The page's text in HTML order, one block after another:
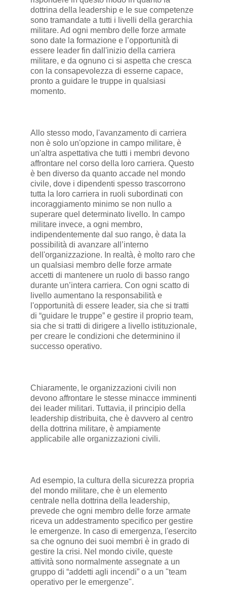
dottrina della leadership e le sue competenze
sono tramandate a tutti i livelli della gerarchia
militare. Ad ogni membro delle forze armate
sono date la formazione e l’opportunità di
essere leader fin dall'inizio della carriera
militare, e da ognuno ci si aspetta che cresca
con la consapevolezza di esserne capace,
pronto a guidare le truppe in qualsiasi
momento.
Allo stesso modo, l'avanzamento di carriera
non è solo un'opzione in campo militare, è
un'altra aspettativa che tutti i membri devono
affrontare nel corso della loro carriera. Questo
è ben diverso da quanto accade nel mondo
civile, dove i dipendenti spesso trascorrono
tutta la loro carriera in ruoli subordinati con
incoraggiamento minimo se non nullo a
superare quel determinato livello. In campo
militare invece, a ogni membro,
indipendentemente dal suo rango, è data la
possibilità di avanzare all’interno
dell'organizzazione. In realtà, è molto raro che
un qualsiasi membro delle forze armate
accetti di mantenere un ruolo di basso rango
durante un’intera carriera. Con ogni scatto di
livello aumentano la responsabilità e
l'opportunità di essere leader, sia che si tratti
di “guidare le truppe” e gestire il proprio team,
sia che si tratti di dirigere a livello istituzionale,
per creare le condizioni che determinino il
successo operativo.
Chiaramente, le organizzazioni civili non
devono affrontare le stesse minacce imminenti
dei leader militari. Tuttavia, il principio della
leadership distribuita, che è davvero al centro
della dottrina militare, è ampiamente
applicabile alle organizzazioni civili.
Ad esempio, la cultura della sicurezza propria
del mondo militare, che è un elemento
centrale nella dottrina della leadership,
prevede che ogni membro delle forze armate
riceva un addestramento specifico per gestire
le emergenze. In caso di emergenza, l'esercito
sa che ognuno dei suoi membri è in grado di
gestire la crisi. Nel mondo civile, queste
attività sono normalmente assegnate a un
gruppo di “addetti agli incendi” o a un "team
operativo per le emergenze".